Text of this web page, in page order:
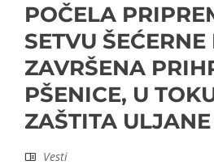
POČELA
SETVU ŠEĆERNE
ZAVRŠENA
PŠENICE, U
ZAŠTITA
Vesti